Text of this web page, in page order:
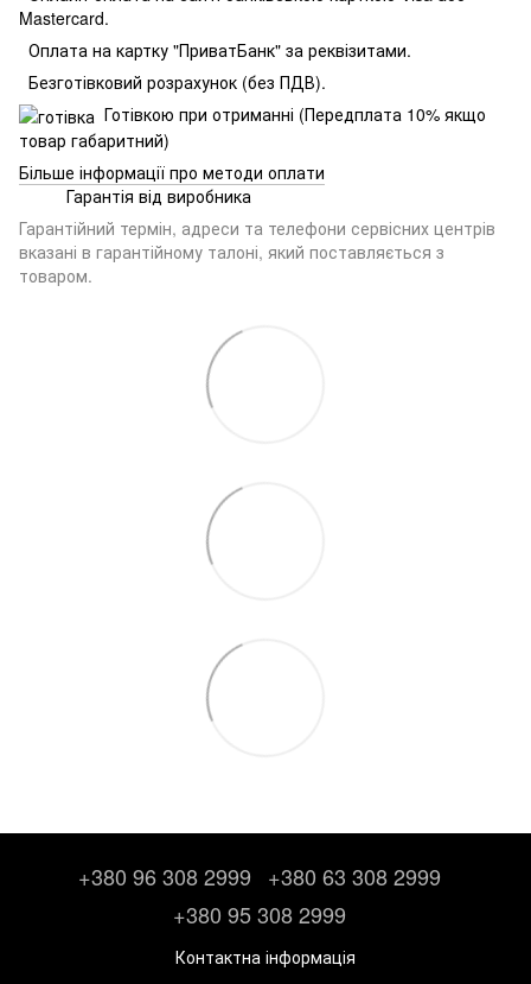
Mastercard.
Оплата на картку "ПриватБанк" за реквізитами.
Безготівковий розрахунок (без ПДВ).
Готівкою при отриманні (Передплата 10% якщо
товар габаритний)
Більше інформації про методи оплати
Гарантія від виробника
Гарантійний термін, адреси та телефони сервісних центрів
вказані в гарантійному талоні, який поставляється з
товаром.
+380 96 308 2999
+380 63 308 2999
+380 95 308 2999
Контактна інформація